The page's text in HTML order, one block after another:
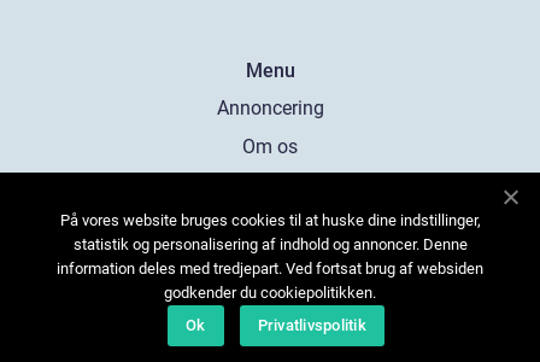
Menu
Annoncering
Om os
Kontakt os
Sitemap
På vores website bruges cookies til at huske dine indstillinger,
statistik og personalisering af indhold og annoncer. Denne
information deles med tredjepart. Ved fortsat brug af websiden
godkender du cookiepolitikken.
Ok
Privatlivspolitik